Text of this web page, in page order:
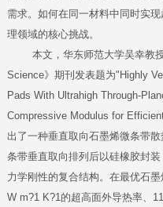
需求。如何在同一材料中同时实
理领域的核心挑战。
本文，华东师范大学吴幸教授
Science》期刊发表题为"Highly
Pads With Ultrahigh Through-
Compressive Modulus for
出了一种垂直取向石墨烯微条带
条带垂直取向排列后以硅橡胶封
力学刚性的复合结构。在最优石
W m?1 K?1的超高面外导热率、